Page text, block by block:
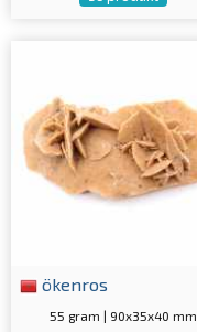
ökenros
55 gram | 90x35x40 mm